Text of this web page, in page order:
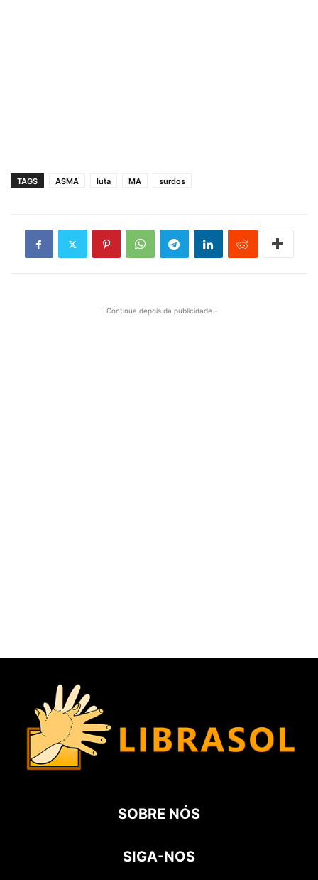
TAGS ASMA luta MA surdos
- Continua depois da publicidade -
SOBRE NÓS
SIGA-NOS